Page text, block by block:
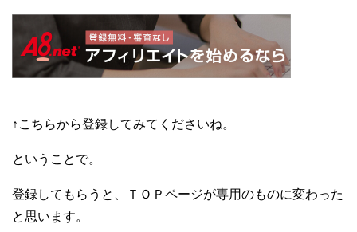
↑こちらから登録してみてくださいね。
ということで。
登録してもらうと、ＴＯＰページが専用のものに変わった
と思います。